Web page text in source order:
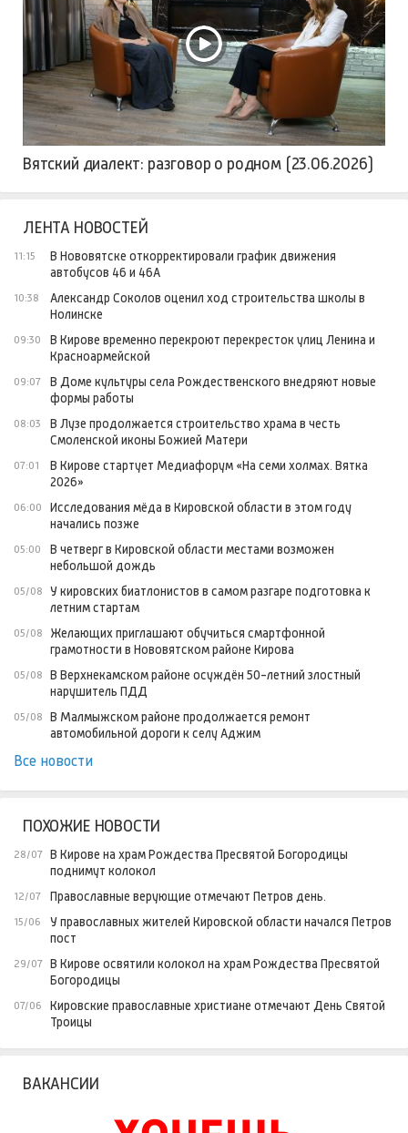
Вятский диалект: разговор о родном (23.06.2026)
ЛЕНТА НОВОСТЕЙ
11:15
В Нововятске откорректировали график движения
автобусов 46 и 46А
10:38
Александр Соколов оценил ход строительства школы в
Нолинске
09:30
В Кирове временно перекроют перекресток улиц Ленина и
Красноармейской
09:07
В Доме культуры села Рождественского внедряют новые
формы работы
08:03
В Лузе продолжается строительство храма в честь
Смоленской иконы Божией Матери
07:01
В Кирове стартует Медиафорум «На семи холмах. Вятка
2026»
06:00
Исследования мёда в Кировской области в этом году
начались позже
05:00
В четверг в Кировской области местами возможен
небольшой дождь
05/08
У кировских биатлонистов в самом разгаре подготовка к
летним стартам
05/08
Желающих приглашают обучиться смартфонной
грамотности в Нововятском районе Кирова
05/08
В Верхнекамском районе осуждён 50-летний злостный
нарушитель ПДД
05/08
В Малмыжском районе продолжается ремонт
автомобильной дороги к селу Аджим
Все новости
ПОХОЖИЕ НОВОСТИ
28/07 В Кирове на храм Рождества Пресвятой Богородицы
поднимут колокол
12/07 Православные верующие отмечают Петров день.
15/06
У православных жителей Кировской области начался Петров
пост
29/07 В Кирове освятили колокол на храм Рождества Пресвятой
Богородицы
07/06
Кировские православные христиане отмечают День Святой
Троицы
ВАКАНСИИ